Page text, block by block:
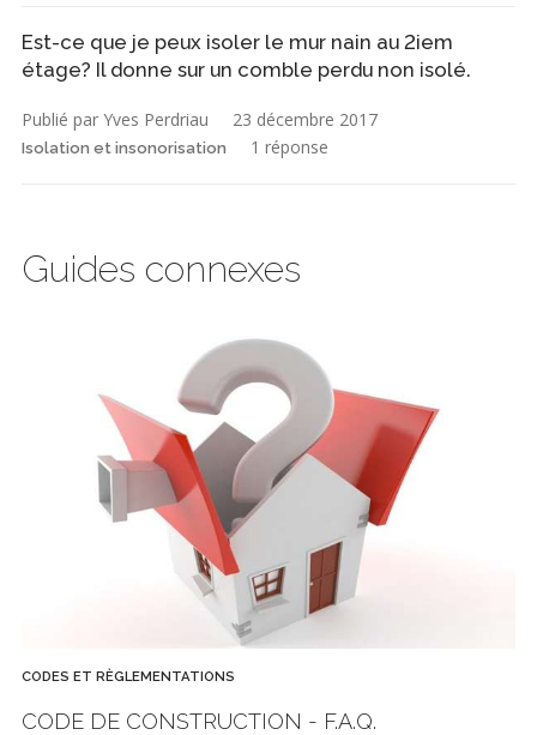
Est-ce que je peux isoler le mur nain au 2iem
étage? Il donne sur un comble perdu non isolé.
Publié par Yves Perdriau 23 décembre 2017
Isolation et insonorisation 1 réponse
Guides connexes
CODES ET RÈGLEMENTATIONS
CODE DE CONSTRUCTION - F.A.Q.